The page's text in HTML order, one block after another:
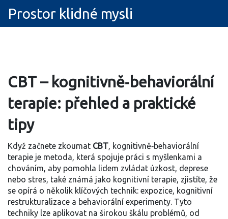
Prostor klidné mysli
CBT – kognitivně‑behaviorální
terapie: přehled a praktické
tipy
Když začnete zkoumat CBT, kognitivně‑behaviorální
terapie je metoda, která spojuje práci s myšlenkami a
chováním, aby pomohla lidem zvládat úzkost, deprese
nebo stres, také známá jako kognitivní terapie, zjistíte, že
se opírá o několik klíčových technik: expozice, kognitivní
restrukturalizace a behaviorální experimenty. Tyto
techniky lze aplikovat na širokou škálu problémů, od